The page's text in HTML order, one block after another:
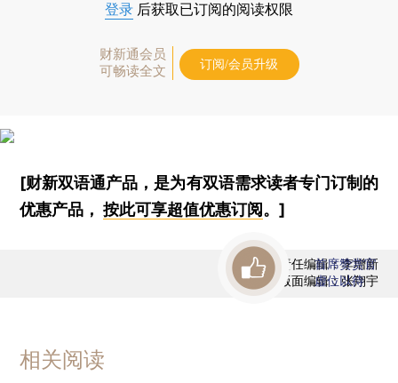
登录 后获取已订阅的阅读权限
财新通会员
可畅读全文
订阅/会员升级
[财新双语通产品，是为有双语需求读者专门订制的
优惠产品，按此可享超值优惠订阅 。]
责任编辑：李增新
版面编辑：张翔宇
首席赞赏官
虚位以待
相关阅读